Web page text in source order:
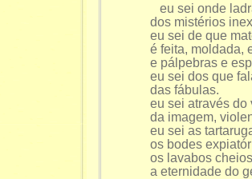
eu sei onde
dos mistérios
eu sei de que
é feita, moldada,
e pálpebras e
eu sei dos que falam
das fábulas.
eu sei através do
da imagem,
eu sei as
os bodes
os lavabos cheios
a eternidade do